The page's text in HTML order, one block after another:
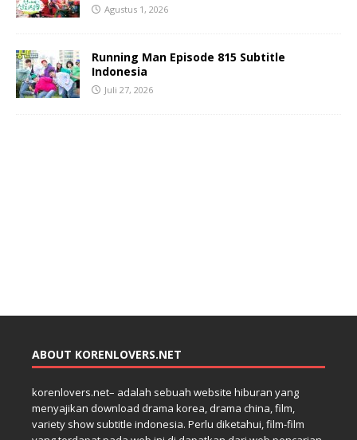
Agustus 1, 2026
Running Man Episode 815 Subtitle
Indonesia
Juli 27, 2026
ABOUT KORENLOVERS.NET
korenlovers.net– adalah sebuah website hiburan yang
menyajikan download drama korea, drama china, film,
variety show subtitle indonesia. Perlu diketahui, film-film